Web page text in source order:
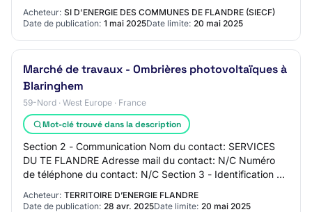
Acheteur: SI D'ENERGIE DES COMMUNES DE FLANDRE (SIECF)
Date de publication: 1 mai 2025Date limite: 20 mai 2025
Marché de travaux - Ombrières photovoltaïques à
Blaringhem
59-Nord · West Europe · France
Mot-clé trouvé dans la description
Section 2 - Communication Nom du contact: SERVICES
DU TE FLANDRE Adresse mail du contact: N/C Numéro
de téléphone du contact: N/C Section 3 - Identification du
Acheteur: TERRITOIRE D’ENERGIE FLANDRE
Date de publication: 28 avr. 2025Date limite: 20 mai 2025